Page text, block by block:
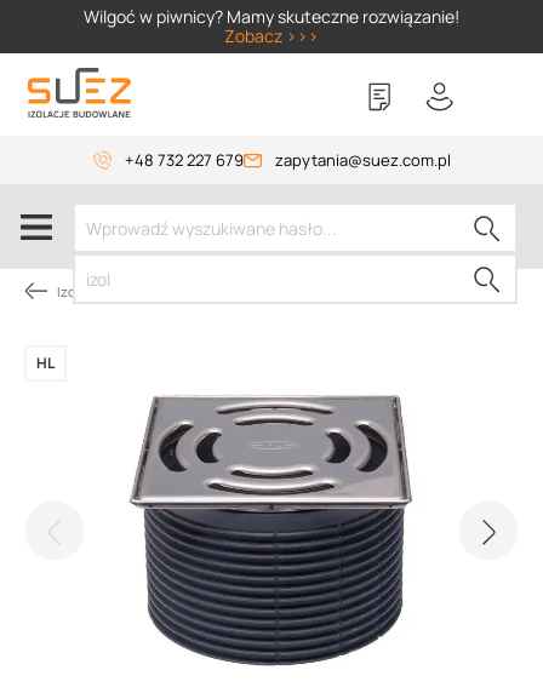
Wilgoć w piwnicy? Mamy skuteczne rozwiązanie!
Zobacz >>>
+48 732 227 679 zapytania@suez.com.pl
Izolacja piwnic od wewnątrz
HL